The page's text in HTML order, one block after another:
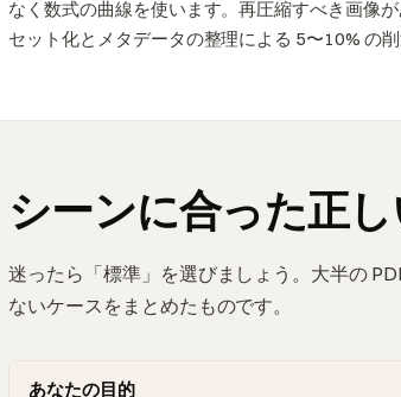
なく数式の曲線を使います。再圧縮すべき画像
セット化とメタデータの整理による 5〜10% の削
シーンに合った正
迷ったら「標準」を選びましょう。大半の
ないケースをまとめたものです。
あなたの目的